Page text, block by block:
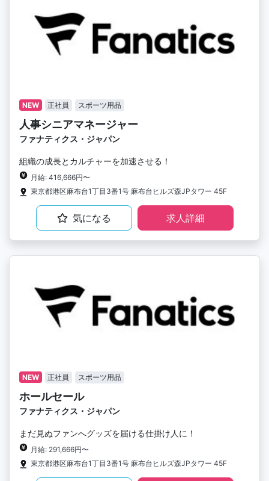
NEW 正社員 スポーツ用品
人事シニアマネージャー
ファナティクス・ジャパン
組織の成長とカルチャーを加速させる！
月給: 416,666円〜
東京都港区麻布台1丁目3番1号 麻布台ヒルズ森JPタワー 45F
気になる 求人詳細
NEW 正社員 スポーツ用品
ホールセール
ファナティクス・ジャパン
まだ見ぬファンへグッズを届ける仕掛け人に！
月給: 291,666円〜
東京都港区麻布台1丁目3番1号 麻布台ヒルズ森JPタワー 45F